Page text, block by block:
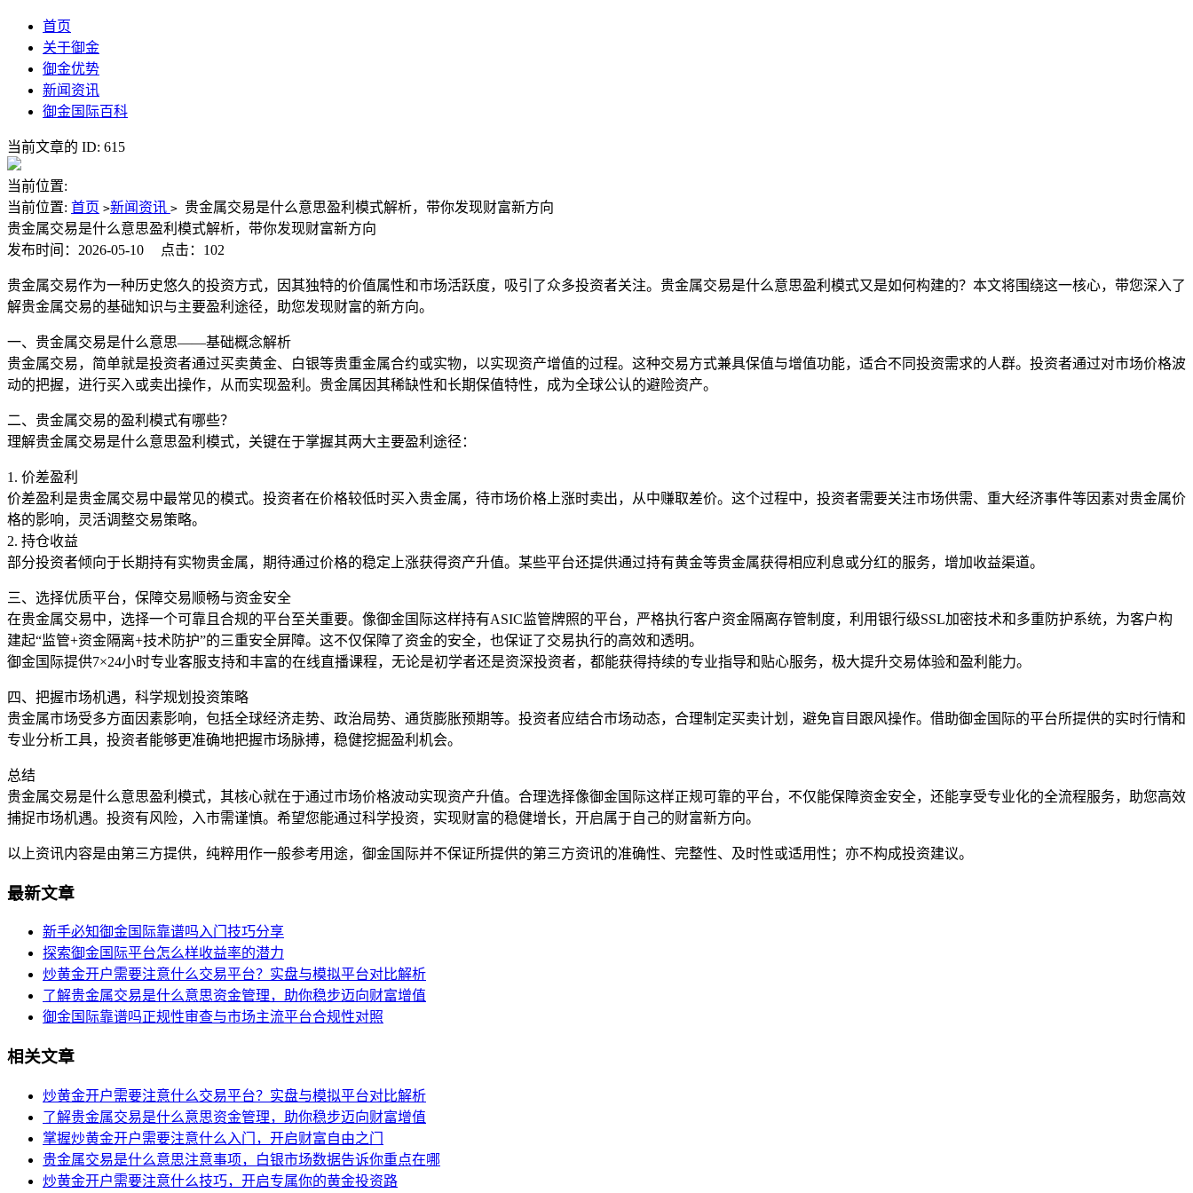
首页
关于御金
御金优势
新闻资讯
御金国际百科
当前文章的 ID: 615
当前位置:
当前位置: 首页 >新闻资讯 > 贵金属交易是什么意思盈利模式解析，带你发现财富新方向
贵金属交易是什么意思盈利模式解析，带你发现财富新方向
发布时间：2026-05-10
点击：102
贵金属交易作为一种历史悠久的投资方式，因其独特的价值属性和市场活跃度，吸引了众多投资者关注。贵金属交易是什么意思盈利模式又是如何构建的？本文将围绕这一核心，带您深入了
解贵金属交易的基础知识与主要盈利途径，助您发现财富的新方向。
一、贵金属交易是什么意思——基础概念解析
贵金属交易，简单就是投资者通过买卖黄金、白银等贵重金属合约或实物，以实现资产增值的过程。这种交易方式兼具保值与增值功能，适合不同投资需求的人群。投资者通过对市场价格波
动的把握，进行买入或卖出操作，从而实现盈利。贵金属因其稀缺性和长期保值特性，成为全球公认的避险资产。
二、贵金属交易的盈利模式有哪些？
理解贵金属交易是什么意思盈利模式，关键在于掌握其两大主要盈利途径：
1. 价差盈利
价差盈利是贵金属交易中最常见的模式。投资者在价格较低时买入贵金属，待市场价格上涨时卖出，从中赚取差价。这个过程中，投资者需要关注市场供需、重大经济事件等因素对贵金属价
格的影响，灵活调整交易策略。
2. 持仓收益
部分投资者倾向于长期持有实物贵金属，期待通过价格的稳定上涨获得资产升值。某些平台还提供通过持有黄金等贵金属获得相应利息或分红的服务，增加收益渠道。
三、选择优质平台，保障交易顺畅与资金安全
在贵金属交易中，选择一个可靠且合规的平台至关重要。像御金国际这样持有ASIC监管牌照的平台，严格执行客户资金隔离存管制度，利用银行级SSL加密技术和多重防护系统，为客户构
建起“监管+资金隔离+技术防护”的三重安全屏障。这不仅保障了资金的安全，也保证了交易执行的高效和透明。
御金国际提供7×24小时专业客服支持和丰富的在线直播课程，无论是初学者还是资深投资者，都能获得持续的专业指导和贴心服务，极大提升交易体验和盈利能力。
四、把握市场机遇，科学规划投资策略
贵金属市场受多方面因素影响，包括全球经济走势、政治局势、通货膨胀预期等。投资者应结合市场动态，合理制定买卖计划，避免盲目跟风操作。借助御金国际的平台所提供的实时行情和
专业分析工具，投资者能够更准确地把握市场脉搏，稳健挖掘盈利机会。
总结
贵金属交易是什么意思盈利模式，其核心就在于通过市场价格波动实现资产升值。合理选择像御金国际这样正规可靠的平台，不仅能保障资金安全，还能享受专业化的全流程服务，助您高效
捕捉市场机遇。投资有风险，入市需谨慎。希望您能通过科学投资，实现财富的稳健增长，开启属于自己的财富新方向。
以上资讯内容是由第三方提供，纯粹用作一般参考用途，御金国际并不保证所提供的第三方资讯的准确性、完整性、及时性或适用性；亦不构成投资建议。
最新文章
新手必知御金国际靠谱吗入门技巧分享
探索御金国际平台怎么样收益率的潜力
炒黄金开户需要注意什么交易平台？实盘与模拟平台对比解析
了解贵金属交易是什么意思资金管理，助你稳步迈向财富增值
御金国际靠谱吗正规性审查与市场主流平台合规性对照
相关文章
炒黄金开户需要注意什么交易平台？实盘与模拟平台对比解析
了解贵金属交易是什么意思资金管理，助你稳步迈向财富增值
掌握炒黄金开户需要注意什么入门，开启财富自由之门
贵金属交易是什么意思注意事项，白银市场数据告诉你重点在哪
炒黄金开户需要注意什么技巧，开启专属你的黄金投资路